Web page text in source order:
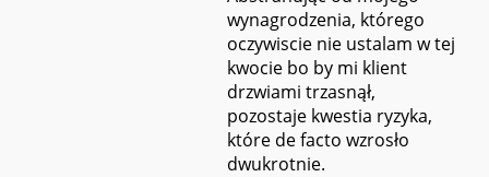
wynagrodzenia, którego
oczywiscie nie ustalam w tej
kwocie bo by mi klient
drzwiami trzasnął,
pozostaje kwestia ryzyka,
które de facto wzrosło
dwukrotnie.